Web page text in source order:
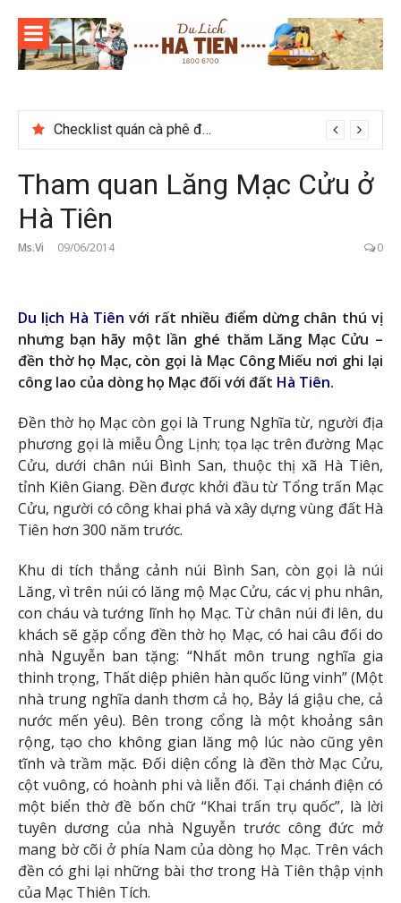
content
Checklist quán cà phê đẹp dịp 2/9 ở Đà Lạt nên ghé
Tham quan Lăng Mạc Cửu ở
Hà Tiên
Ms.Vi 09/06/2014 0
Du lịch Hà Tiên với rất nhiều điểm dừng chân thú vị
nhưng bạn hãy một lần ghé thăm Lăng Mạc Cửu –
đền thờ họ Mạc, còn gọi là Mạc Công Miếu nơi ghi lại
công lao của dòng họ Mạc đối với đất Hà Tiên.
Đền thờ họ Mạc còn gọi là Trung Nghĩa từ, người địa
phương gọi là miễu Ông Lịnh; tọa lạc trên đường Mạc
Cửu, dưới chân núi Bình San, thuộc thị xã Hà Tiên,
tỉnh Kiên Giang. Đền được khởi đầu từ Tổng trấn Mạc
Cửu, người có công khai phá và xây dựng vùng đất Hà
Tiên hơn 300 năm trước.
Khu di tích thắng cảnh núi Bình San, còn gọi là núi
Lăng, vì trên núi có lăng mộ Mạc Cửu, các vị phu nhân,
con cháu và tướng lĩnh họ Mạc. Từ chân núi đi lên, du
khách sẽ gặp cổng đền thờ họ Mạc, có hai câu đối do
nhà Nguyễn ban tặng: “Nhất môn trung nghĩa gia
thinh trọng, Thất diệp phiên hàn quốc lũng vinh” (Một
nhà trung nghĩa danh thơm cả họ, Bảy lá giậu che, cả
nước mến yêu). Bên trong cổng là một khoảng sân
rộng, tạo cho không gian lăng mộ lúc nào cũng yên
tĩnh và trầm mặc. Đối diện cổng là đền thờ Mạc Cửu,
cột vuông, có hoành phi và liễn đối. Tại chánh điện có
một biển thờ đề bốn chữ “Khai trấn trụ quốc”, là lời
tuyên dương của nhà Nguyễn trước công đức mở
mang bờ cõi ở phía Nam của dòng họ Mạc. Trên vách
đền có ghi lại những bài thơ trong Hà Tiên thập vịnh
của Mạc Thiên Tích.